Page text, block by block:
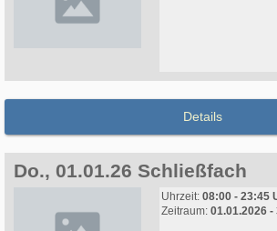
Details
Do., 01.01.26 Schließfach
Uhrzeit: 08:00 - 23:45
Zeitraum: 01.01.2026 -